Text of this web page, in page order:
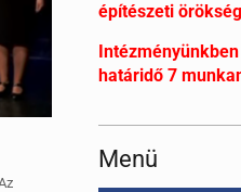
építészeti
határidő 7
Menü